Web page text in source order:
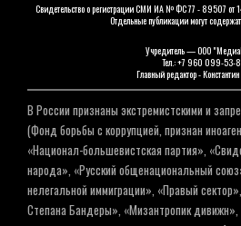
Свидетельство о регистрации СМИ ИА № ФС 77 - 89507 от
Отдельные публикации могут
Учредитель — ООО
Тел.: +7 960 099-53-
Главный редактор -
В России признаны экстремистскими и
(Фонд борьбы с коррупцией, признан
«Национал-большевистская партия»,
народа», «Русский общенациональный
нелегальной иммиграции», «Правый
Степана Бандеры», «Мизантропик